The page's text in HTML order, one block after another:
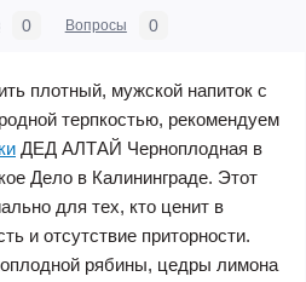
0 Вопросы 0
плотный, мужской напиток с
терпкостью, рекомендуем
ДЕД АЛТАЙ Черноплодная в
Дело в Калининграде. Этот
для тех, кто ценит в
и отсутствие приторности.
рябины, цедры лимона